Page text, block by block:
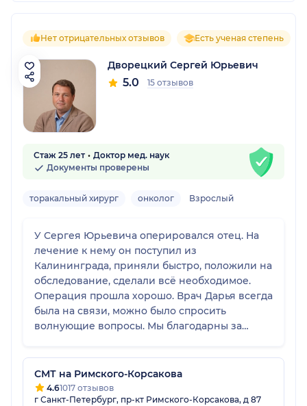
Нет отрицательных отзывов Есть ученая степень
Дворецкий Сергей Юрьевич
5.0 15 отзывов
Стаж 25 лет
Доктор мед. наук
Документы проверены
торакальный хирург онколог Взрослый
У Сергея Юрьевича оперировался отец. На
лечение к нему он поступил из
Калининграда, приняли быстро, положили на
обследование, сделали всё необходимое.
Операция прошла хорошо. Врач Дарья всегда
была на связи, можно было спросить
волнующие вопросы. Мы благодарны за
качественно проведённую операцию и
доброжелательное отношение. Надеемся на
долгосрочный хороший результат!
СМТ на Римского-Корсакова
4.61017 отзывов
г Санкт-Петербург, пр-кт Римского-Корсакова, д 87